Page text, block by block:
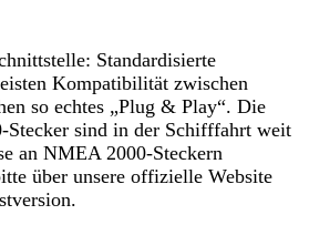
Standardisierte
Kompatibilität zwischen
so echtes „Plug & Play“. Die
sind in der Schifffahrt weit
an NMEA 2000-Steckern
über unsere offizielle Website